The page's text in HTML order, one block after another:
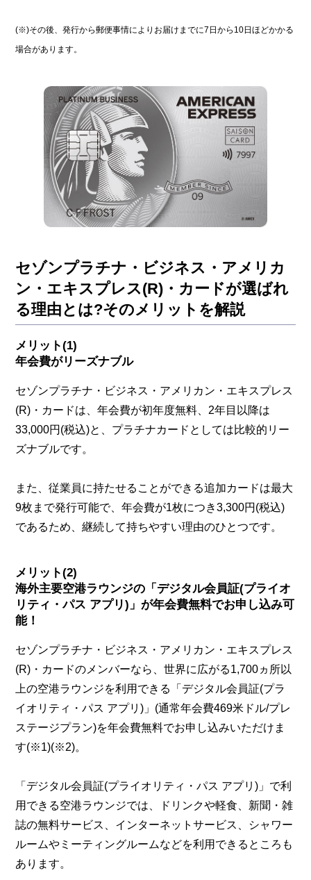
(※)その後、発行から郵便事情によりお届けまでに7日から10日ほどかかる
場合があります。
セゾンプラチナ・ビジネス・アメリカ
ン・エキスプレス(R)・カードが選ばれ
る理由とは?そのメリットを解説
メリット(1)
年会費がリーズナブル
セゾンプラチナ・ビジネス・アメリカン・エキスプレス
(R)・カードは、年会費が初年度無料、2年目以降は
33,000円(税込)と、プラチナカードとしては比較的リー
ズナブルです。
また、従業員に持たせることができる追加カードは最大
9枚まで発行可能で、年会費が1枚につき3,300円(税込)
であるため、継続して持ちやすい理由のひとつです。
メリット(2)
海外主要空港ラウンジの「デジタル会員証(プライオ
リティ・パス アプリ)」が年会費無料でお申し込み可
能！
セゾンプラチナ・ビジネス・アメリカン・エキスプレス
(R)・カードのメンバーなら、世界に広がる1,700ヵ所以
上の空港ラウンジを利用できる「デジタル会員証(プラ
イオリティ・パス アプリ)」(通常年会費469米ドル/プレ
ステージプラン)を年会費無料でお申し込みいただけま
す(※1)(※2)。
「デジタル会員証(プライオリティ・パス アプリ)」で利
用できる空港ラウンジでは、ドリンクや軽食、新聞・雑
誌の無料サービス、インターネットサービス、シャワー
ルームやミーティングルームなどを利用できるところも
あります。